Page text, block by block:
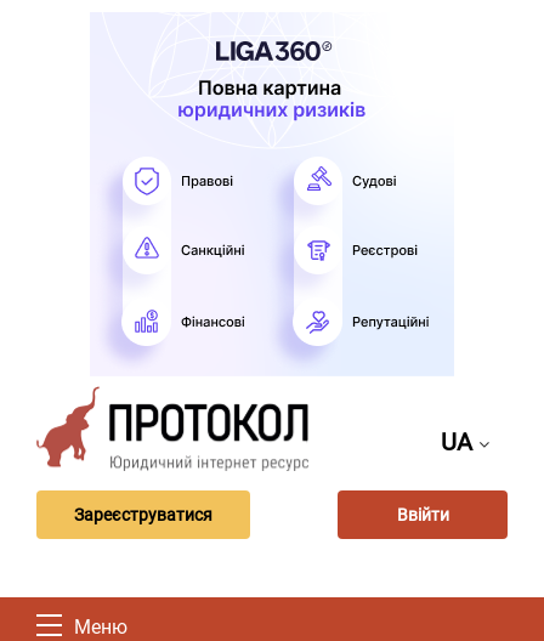
UA
Зареєструватися Ввійти
Меню